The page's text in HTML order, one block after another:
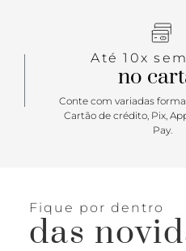
Até 10x
no
Conte com variadas
Cartão de crédito, Pix,
Pay.
Fique por dentro
das